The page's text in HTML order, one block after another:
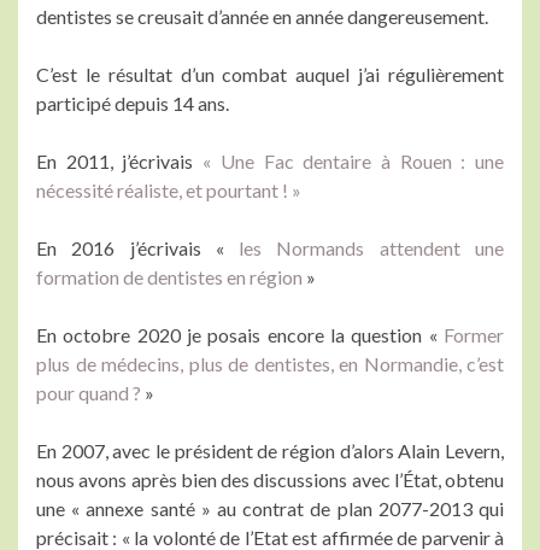
dentistes se creusait d’année en année dangereusement.
C’est le résultat d’un combat auquel j’ai régulièrement
participé depuis 14 ans.
En 2011, j’écrivais « Une Fac dentaire à Rouen : une
nécessité réaliste, et pourtant ! »
En 2016 j’écrivais « les Normands attendent une
formation de dentistes en région »
En octobre 2020 je posais encore la question « Former
plus de médecins, plus de dentistes, en Normandie, c’est
pour quand ? »
En 2007, avec le président de région d’alors Alain Levern,
nous avons après bien des discussions avec l’État, obtenu
une « annexe santé » au contrat de plan 2077-2013 qui
précisait : « la volonté de l’Etat est affirmée de parvenir à